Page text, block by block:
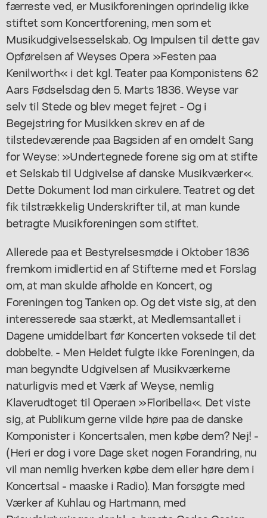
færreste ved, er Musikforeningen oprindelig ikke
stiftet som Koncertforening, men som et
Musikudgivelsesselskab. Og Impulsen til dette gav
Opførelsen af Weyses Opera »Festen paa
Kenilworth« i det kgl. Teater paa Komponistens 62
Aars Fødselsdag den 5. Marts 1836. Weyse var
selv til Stede og blev meget fejret - Og i
Begejstring for Musikken skrev en af de
tilstedeværende paa Bagsiden af en omdelt Sang
for Weyse: »Undertegnede forene sig om at stifte
et Selskab til Udgivelse af danske Musikværker«.
Dette Dokument lod man cirkulere. Teatret og det
fik tilstrækkelig Underskrifter til, at man kunde
betragte Musikforeningen som stiftet.
Allerede paa et Bestyrelsesmøde i Oktober 1836
fremkom imidlertid en af Stifterne med et Forslag
om, at man skulde afholde en Koncert, og
Foreningen tog Tanken op. Og det viste sig, at den
interesserede saa stærkt, at Medlemsantallet i
Dagene umiddelbart før Koncerten voksede til det
dobbelte. - Men Heldet fulgte ikke Foreningen, da
man begyndte Udgivelsen af Musikværkerne
naturligvis med et Værk af Weyse, nemlig
Klaverudtoget til Operaen »Floribella«. Det viste
sig, at Publikum gerne vilde høre paa de danske
Komponister i Koncertsalen, men købe dem? Nej! -
(Heri er dog i vore Dage sket nogen Forandring, nu
vil man nemlig hverken købe dem eller høre dem i
Koncertsal - maaske i Radio). Man forsøgte med
Værker af Kuhlau og Hartmann, med